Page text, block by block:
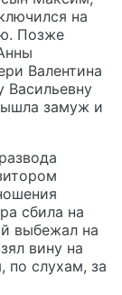
на
Позже
Валентина
замуж и
сбила на
выбежал на
вину на
по слухам, за